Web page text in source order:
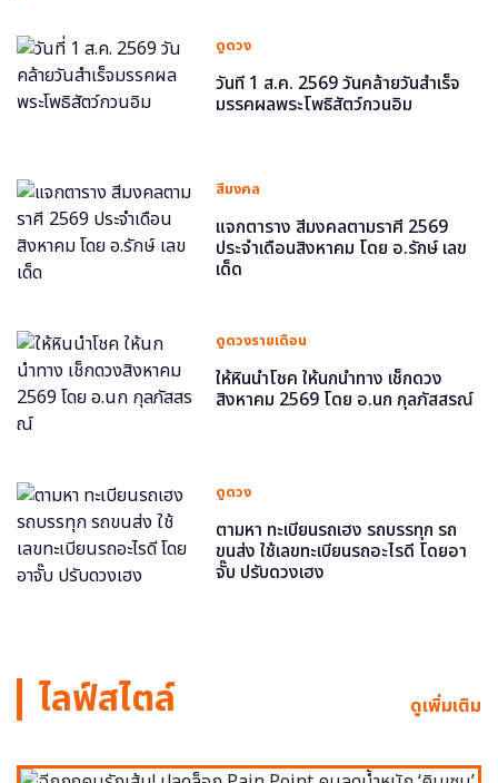
ดูดวง
วันที่ 1 ส.ค. 2569 วันคล้ายวันสำเร็จ
มรรคผลพระโพธิสัตว์กวนอิม
สีมงคล
แจกตาราง สีมงคลตามราศี 2569
ประจำเดือนสิงหาคม โดย อ.รักษ์ เลข
เด็ด
ดูดวงรายเดือน
ให้หินนำโชค ให้นกนำทาง เช็กดวง
สิงหาคม 2569 โดย อ.นก กุลภัสสรณ์
ดูดวง
ตามหา ทะเบียนรถเฮง รถบรรทุก รถ
ขนส่ง ใช้เลขทะเบียนรถอะไรดี โดยอา
จั๊บ ปรับดวงเฮง
ไลฟ์สไตล์ ดูเพิ่มเติม